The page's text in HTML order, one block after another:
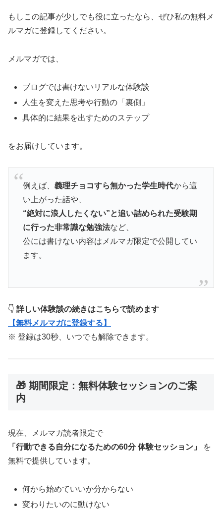
もしこの記事が少しでも役に立ったなら、ぜひ私の無料メ
ルマガに登録してください。
メルマガでは、
ブログでは書けないリアルな体験談
人生を変えた思考や行動の「裏側」
具体的に結果を出すためのステップ
をお届けしています。
例えば、 義理チョコすら無かった学生時代から這
い上がった話や、
“絶対に浪人したくない”と追い詰められた受験期
に行った非常識な勉強法など、
公には書けない内容はメルマガ限定で公開してい
ます。
👇 詳しい体験談の続きはこちらで読めます
【無料メルマガに登録する】
※ 登録は30秒、いつでも解除できます。
🎁 期間限定：無料体験セッションのご案
内
現在、メルマガ読者限定で
「行動できる自分になるための60分 体験セッション」
を
無料で提供しています。
何から始めていいか分からない
変わりたいのに動けない